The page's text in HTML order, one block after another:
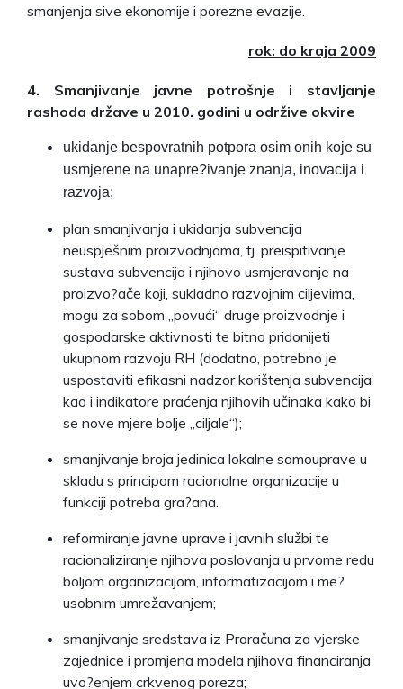
smanjenja sive ekonomije i porezne evazije.
rok: do kraja 2009
4. Smanjivanje javne potrošnje i stavljanje
rashoda države u 2010. godini u održive okvire
ukidanje bespovratnih potpora osim onih koje su
usmjerene na unapre?ivanje znanja, inovacija i
razvoja;
plan smanjivanja i ukidanja subvencija
neuspješnim proizvodnjama, tj. preispitivanje
sustava subvencija i njihovo usmjeravanje na
proizvo?ače koji, sukladno razvojnim ciljevima,
mogu za sobom „povući“ druge proizvodnje i
gospodarske aktivnosti te bitno pridonijeti
ukupnom razvoju RH (dodatno, potrebno je
uspostaviti efikasni nadzor korištenja subvencija
kao i indikatore praćenja njihovih učinaka kako bi
se nove mjere bolje „ciljale“);
smanjivanje broja jedinica lokalne samouprave u
skladu s principom racionalne organizacije u
funkciji potreba gra?ana.
reformiranje javne uprave i javnih službi te
racionaliziranje njihova poslovanja u prvome redu
boljom organizacijom, informatizacijom i me?
usobnim umrežavanjem;
smanjivanje sredstava iz Proračuna za vjerske
zajednice i promjena modela njihova financiranja
uvo?enjem crkvenog poreza;